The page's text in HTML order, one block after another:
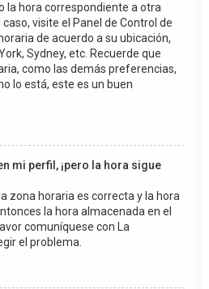
la hora correspondiente a otra
visite el Panel de Control de
de acuerdo a su ubicación,
Sydney, etc. Recuerde que
como las demás preferencias,
lo está, este es un buen
mi perfil, ¡pero la hora sigue
zona horaria es correcta y la hora
la hora almacenada en el
comuníquese con La
el problema.